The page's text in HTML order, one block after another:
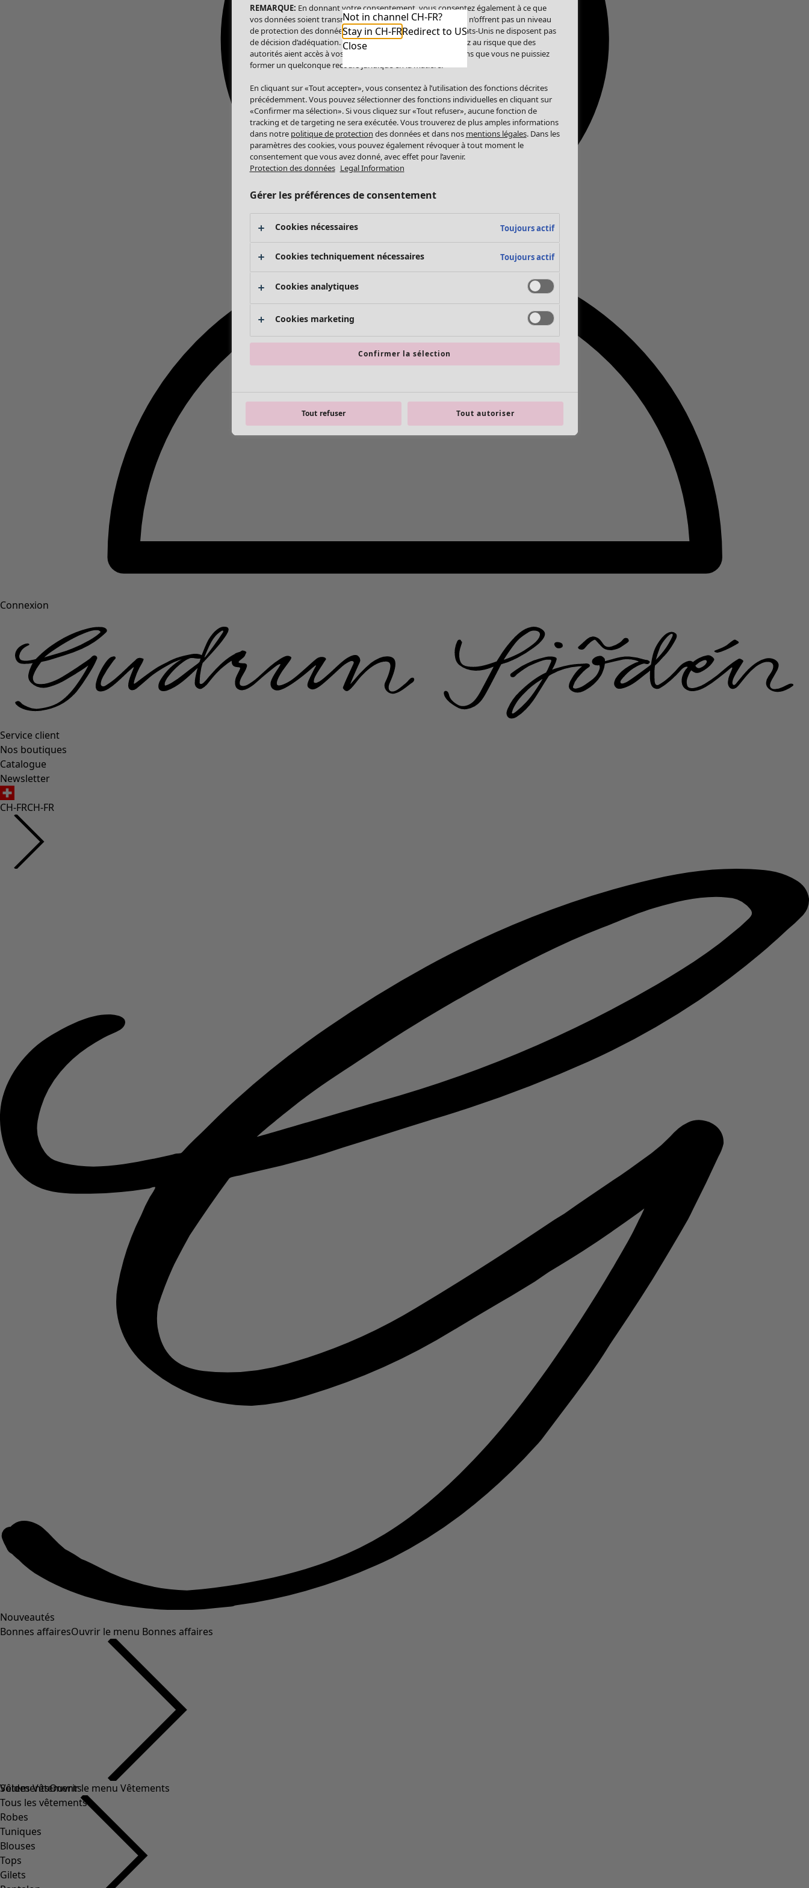
Connexion
Service client
Nos boutiques
Catalogue
Newsletter
CH-FRCH-FR
Nouveautés
Bonnes affairesOuvrir le menu Bonnes affaires
Soldes Vêtements
Tous les vêtements
Robes
Tuniques
Blouses
Tops
Gilets
VêtementsOuvrir le menu Vêtements
Not in channel CH-FR?
Stay in CH-FRRedirect to US
Close
REMARQUE: En donnant votre consentement, vous consentez également à ce que
vos données soient transmises aux États-Unis. Les États-Unis n’offrent pas un niveau
de protection des données comparable à celui de l’UE. Les États-Unis ne disposent pas
de décision d’adéquation. Par conséquent, vous vous exposez au risque que des
autorités aient accès à vos données à caractère personnel sans que vous ne puissiez
former un quelconque recours juridique en la matière.
En cliquant sur «Tout accepter», vous consentez à l’utilisation des fonctions décrites
précédemment. Vous pouvez sélectionner des fonctions individuelles en cliquant sur
«Confirmer ma sélection». Si vous cliquez sur «Tout refuser», aucune fonction de
tracking et de targeting ne sera exécutée. Vous trouverez de plus amples informations
dans notre politique de protection des données et dans nos mentions légales. Dans les
paramètres des cookies, vous pouvez également révoquer à tout moment le
consentement que vous avez donné, avec effet pour l’avenir.
Protection des données Legal Information
Gérer les préférences de consentement
Cookies nécessaires Toujours actif
Cookies techniquement nécessaires Toujours actif
Cookies analytiques
Cookies marketing
Confirmer la sélection
Tout refuser Tout autoriser